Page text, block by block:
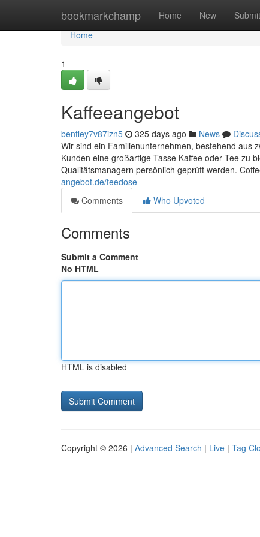
bookmarkchamp Home New Submit
Home
Home
1
Kaffeeangebot
bentley7v87izn5 325 days ago News
Wir sind ein Familienunternehmen, bestehend aus
Kunden eine großartige Tasse Kaffee oder Tee zu
Qualitätsmanagern persönlich geprüft werden.
angebot.de/teedose
Comments
Who Upvoted
Comments
Submit a Comment
No HTML
HTML is disabled
Copyright © 2026 | Advanced Search | Live | Tag